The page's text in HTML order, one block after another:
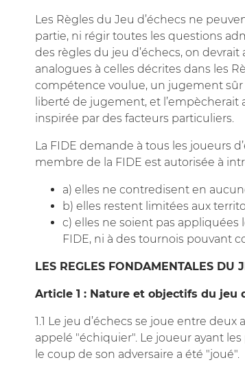
Les Règles du Jeu d’échecs ne
partie, ni régir toutes les questions
des règles du jeu d’échecs, on
analogues à celles décrites dans les
compétence voulue, un jugement sûr
liberté de jugement, et
inspirée par des facteurs particuliers.
La FIDE demande à tous les joueurs
membre de la FIDE est autorisée à
a) elles ne contredisent en
b) elles restent limitées aux
c) elles ne soient pas
FIDE, ni à des tournois pouvant
LES REGLES FONDAMENTALES DU
Article 1 : Nature et objectifs du jeu
1.1 Le jeu d’échecs se joue entre
appelé "échiquier". Le joueur ayant
le coup de son adversaire a été "joué".